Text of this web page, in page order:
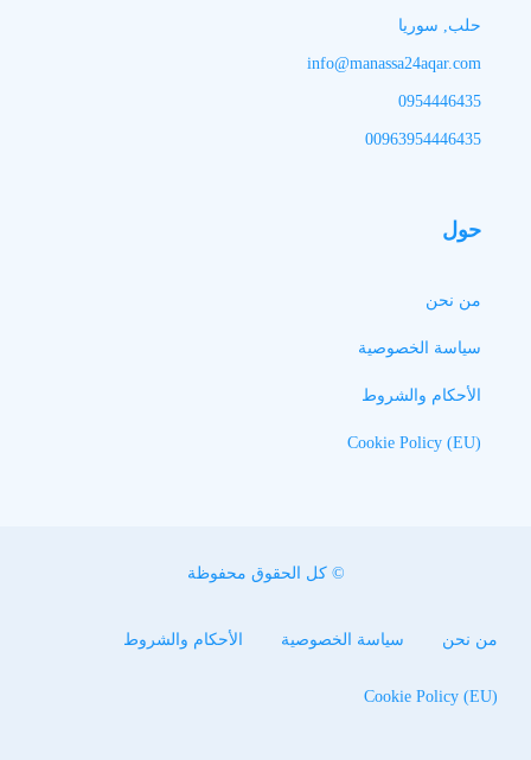
حلب, سوريا
info@manassa24aqar.com
0954446435
00963954446435
حول
من نحن
سياسة الخصوصية
الأحكام والشروط
Cookie Policy (EU)
© كل الحقوق محفوظة
من نحن سياسة الخصوصية الأحكام والشروط
Cookie Policy (EU)